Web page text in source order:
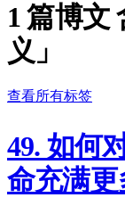
1 篇博文
义」
查看所有标签
49. 如何
命充满更